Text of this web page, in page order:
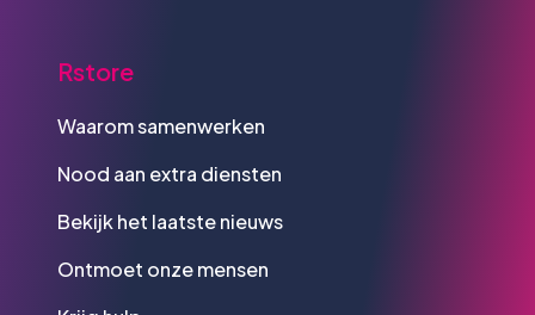
Rstore
Waarom samenwerken
Nood aan extra diensten
Bekijk het laatste nieuws
Ontmoet onze mensen